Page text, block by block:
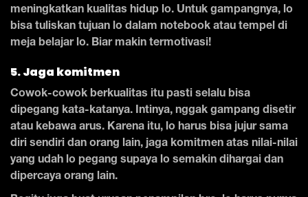
meningkatkan kualitas hidup lo. Untuk gampangnya, lo
bisa tuliskan tujuan lo dalam notebook atau tempel di
meja belajar lo. Biar makin termotivasi!
5. Jaga komitmen
Cowok-cowok berkualitas itu pasti selalu bisa
dipegang kata-katanya. Intinya, nggak gampang disetir
atau kebawa arus. Karena itu, lo harus bisa jujur sama
diri sendiri dan orang lain, jaga komitmen atas nilai-nilai
yang udah lo pegang supaya lo semakin dihargai dan
dipercaya orang lain.